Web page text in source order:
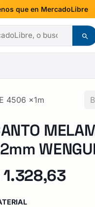
que en MercadoLibre
4506 x1m
1.328,63